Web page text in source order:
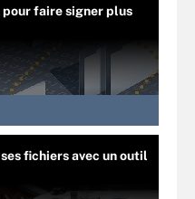
faire signer plus
fichiers avec un outil